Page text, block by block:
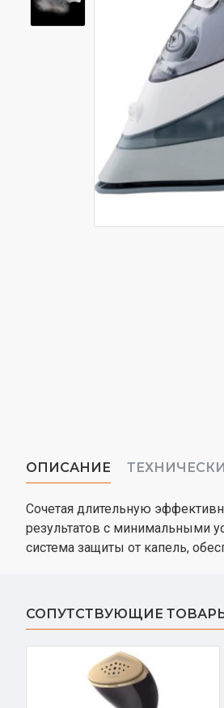
ОПИСАНИЕ
Сочетая длительную
результатов с минимальными
система защиты от капель,
СОПУТСТВУЮЩИЕ